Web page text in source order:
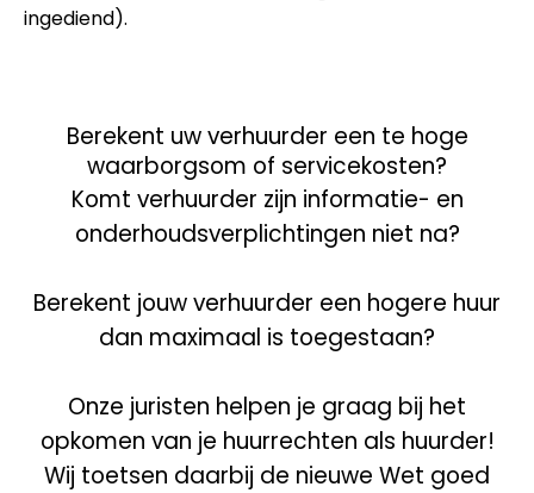
ingediend).
Berekent uw verhuurder een te hoge
waarborgsom of servicekosten?
Komt verhuurder zijn informatie- en
onderhoudsverplichtingen niet na?
Berekent jouw verhuurder een hogere huur
dan maximaal is toegestaan?
Onze juristen helpen je graag bij het
opkomen van je huurrechten als huurder!
Wij toetsen daarbij de nieuwe Wet goed